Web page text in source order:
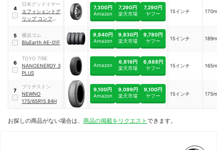
4
日本グッドイヤー
エフィシェントグ
リップ コンフォー
7,300円
Amazon
7,290円
楽天市場
7,290円
ヤフー
15インチ
5
横浜ゴム
BluEarth AE-01F
9,840円
Amazon
9,830円
楽天市場
9,780円
ヤフー
15インチ
6
TOYO TIRE
NANOENERGY 3
PLUS
Amazon
6,819円
楽天市場
6,688円
ヤフー
15インチ
7
ブリヂストン
NEWNO
175/65R15 84H
9,100円
Amazon
9,099円
楽天市場
9,100円
ヤフー
15インチ
お探しの商品がない場合は、 商品の掲載をリクエスト できます。